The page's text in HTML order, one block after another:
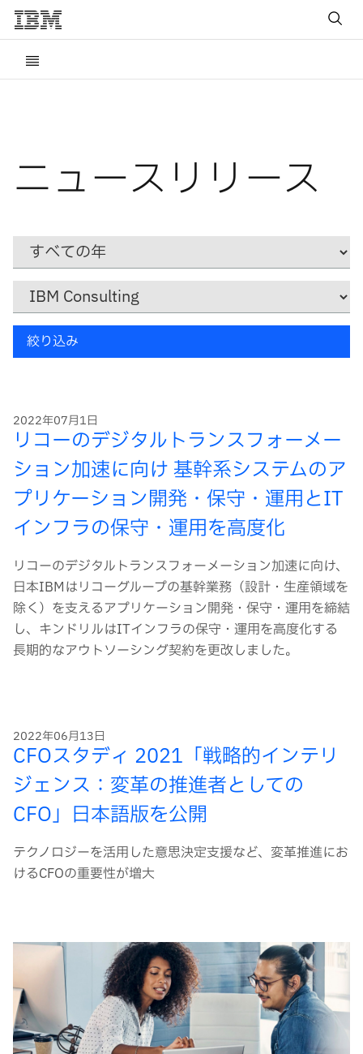
ニュースリリース
Year
カ
ゴ
リ
キ
ワ
絞り込み
2022年07月1日
リコーのデジタルトランスフォーメー
ション加速に向け 基幹系システムのア
プリケーション開発・保守・運用とIT
インフラの保守・運用を高度化
リコーのデジタルトランスフォーメーション加速に向け、
日本IBMはリコーグループの基幹業務（設計・生産領域を
除く）を支えるアプリケーション開発・保守・運用を締結
し、キンドリルはITインフラの保守・運用を高度化する
長期的なアウトソーシング契約を更改しました。
2022年06月13日
CFOスタディ 2021「戦略的インテリ
ジェンス：変革の推進者としての
CFO」日本語版を公開
テクノロジーを活用した意思決定支援など、変革推進にお
けるCFOの重要性が増大